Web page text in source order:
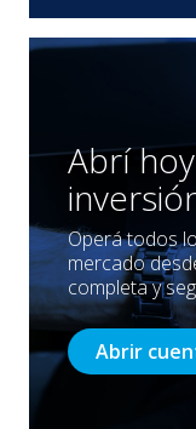
Abrí
Operá todos
mercado
completa y
Abrir